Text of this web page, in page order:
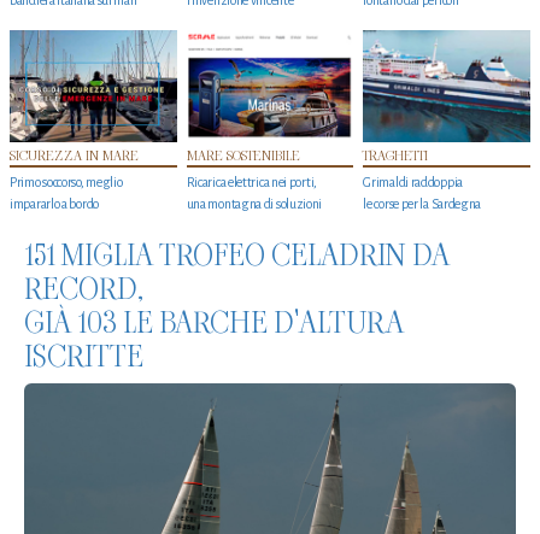
SICUREZZA IN MARE
Primo soccorso, meglio
impararlo a bordo
MARE SOSTENIBILE
Ricarica elettrica nei porti,
una montagna di soluzioni
TRAGHETTI
Grimaldi raddoppia
le corse per la Sardegna
151 MIGLIA TROFEO CELADRIN DA
RECORD,
GIÀ 103 LE BARCHE D'ALTURA
ISCRITTE